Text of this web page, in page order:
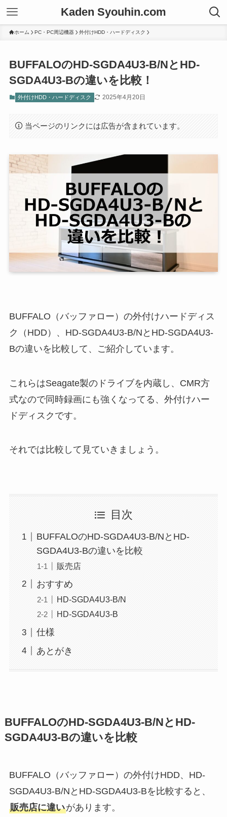
Kaden Syouhin.com
ホーム PC・PC周辺機器 外付けHDD・ハードディスク
BUFFALOのHD-SGDA4U3-B/NとHD-
SGDA4U3-Bの違いを比較！
外付けHDD・ハードディスク 2025年4月20日
当ページのリンクには広告が含まれています。
BUFFALO（バッファロー）の外付けハードディス
ク（HDD）、HD-SGDA4U3-B/NとHD-SGDA4U3-
Bの違いを比較して、ご紹介しています。
これらはSeagate製のドライブを内蔵し、CMR方
式なので同時録画にも強くなってる、外付けハー
ドディスクです。
それでは比較して見ていきましょう。
目次
BUFFALOのHD-SGDA4U3-B/NとHD-
SGDA4U3-Bの違いを比較
販売店
おすすめ
HD-SGDA4U3-B/N
HD-SGDA4U3-B
仕様
あとがき
BUFFALOのHD-SGDA4U3-B/NとHD-
SGDA4U3-Bの違いを比較
BUFFALO（バッファロー）の外付けHDD、HD-
SGDA4U3-B/NとHD-SGDA4U3-Bを比較すると、
販売店に違いがあります。